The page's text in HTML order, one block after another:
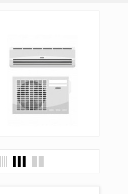
un organisme agréé
de la détention de votre